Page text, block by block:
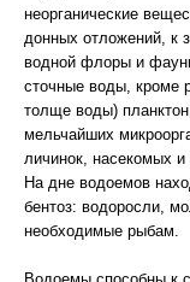
неорганические
донных отложений, к
водной флоры и
сточные воды, кроме
толще воды)
мельчайших
личинок, насекомых
На дне водоемов
бентоз: водоросли,
необходимые рыбам.